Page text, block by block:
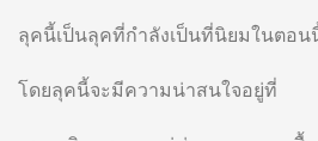
ลุคนี้เป็นลุคที่กำลังเป็นที่นิยมในตอน
โดยลุคนี้จะมีความน่าสนใจอยู่ที่